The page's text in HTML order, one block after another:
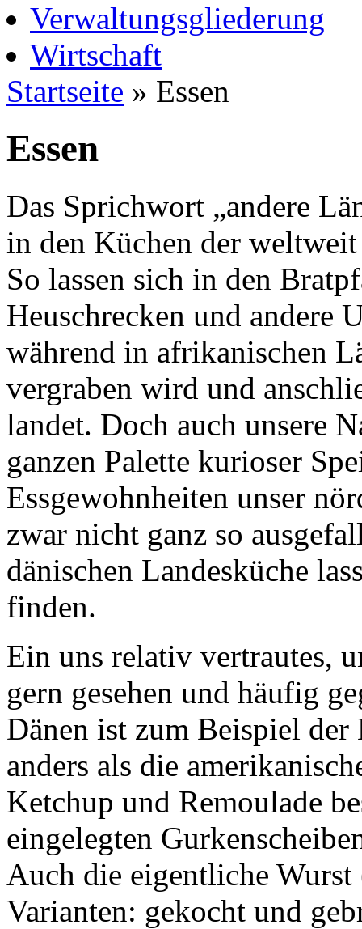
Verwaltungsgliederung
Wirtschaft
Startseite » Essen
Essen
Das Sprichwort „andere
in den Küchen der
So lassen sich in den
Heuschrecken und andere
während in afrikanischen
vergraben wird und
landet. Doch auch unsere
ganzen Palette kurioser
Essgewohnheiten unser
zwar nicht ganz so
dänischen Landesküche
finden.
Ein uns relativ vertrautes,
gern gesehen und häufig
Dänen ist zum Beispiel
anders als die
Ketchup und Remoulade
eingelegten
Auch die eigentliche
Varianten: gekocht und